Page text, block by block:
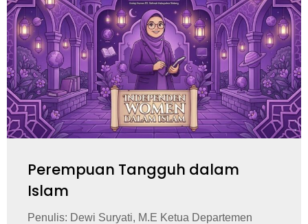
Perempuan Tangguh dalam
Islam
Penulis: Dewi Suryati, M.E Ketua Departemen